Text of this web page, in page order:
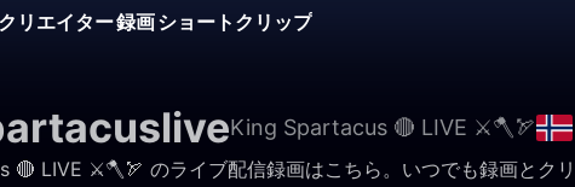
クリエイター録画ショートクリップ
King Spartacus 🔴 LIVE ⚔️🪓🏹
🔴 LIVE ⚔️🪓🏹 のライブ配信録画はこちら。いつでも録画とクリ